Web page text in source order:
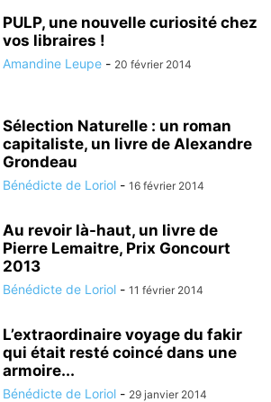
PULP, une nouvelle curiosité chez
vos libraires !
Amandine Leupe - 20 février 2014
Sélection Naturelle : un roman
capitaliste, un livre de Alexandre
Grondeau
Bénédicte de Loriol - 16 février 2014
Au revoir là-haut, un livre de
Pierre Lemaitre, Prix Goncourt
2013
Bénédicte de Loriol - 11 février 2014
L’extraordinaire voyage du fakir
qui était resté coincé dans une
armoire...
Bénédicte de Loriol - 29 janvier 2014